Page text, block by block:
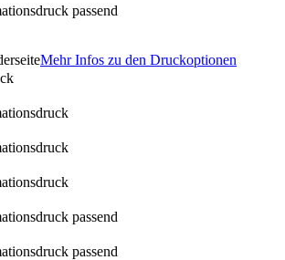
passend
Mehr Infos zu den Druckoptionen
passend
passend